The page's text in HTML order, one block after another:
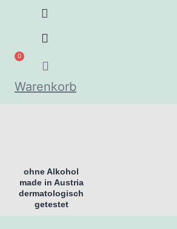
0
Warenkorb
ohne Alkohol
made in Austria
dermatologisch
getestet